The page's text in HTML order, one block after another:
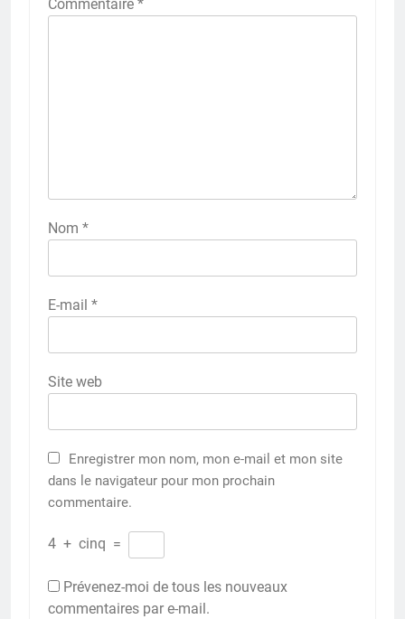
Commentaire *
Nom *
E-mail *
Site web
Enregistrer mon nom, mon e-mail et mon site
dans le navigateur pour mon prochain
commentaire.
4 + cinq =
Prévenez-moi de tous les nouveaux
commentaires par e-mail.